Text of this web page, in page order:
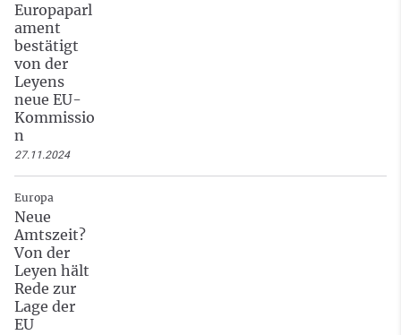
Europaparl
ament
bestätigt
von der
Leyens
neue EU-
Kommissio
n
27.11.2024
Europa
Neue
Amtszeit?
Von der
Leyen hält
Rede zur
Lage der
EU